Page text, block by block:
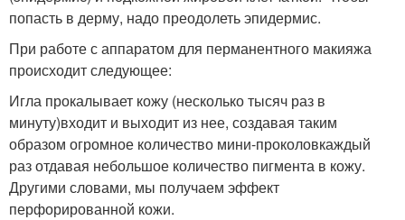
попасть в дерму, надо преодолеть эпидермис.
При работе с аппаратом для перманентного макияжа
происходит следующее:
Игла прокалывает кожу (несколько тысяч раз в
минуту)входит и выходит из нее, создавая таким
образом огромное количество мини-проколовкаждый
раз отдавая небольшое количество пигмента в кожу.
Другими словами, мы получаем эффект
перфорированной кожи.